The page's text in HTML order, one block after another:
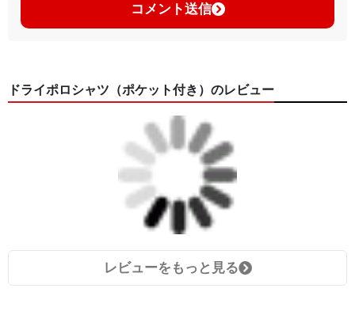
コメント送信
ドライポロシャツ（ポケット付き）のレビュー
レビューをもっと見る